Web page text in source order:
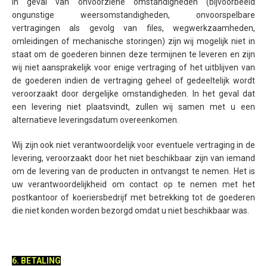
ongunstige weersomstandigheden, onvoorspelbare
vertragingen als gevolg van files, wegwerkzaamheden,
omleidingen of mechanische storingen) zijn wij mogelijk niet in
staat om de goederen binnen deze termijnen te leveren en zijn
wij niet aansprakelijk voor enige vertraging of het uitblijven van
de goederen indien de vertraging geheel of gedeeltelijk wordt
veroorzaakt door dergelijke omstandigheden. In het geval dat
een levering niet plaatsvindt, zullen wij samen met u een
alternatieve leveringsdatum overeenkomen.
Wij zijn ook niet verantwoordelijk voor eventuele vertraging in de
levering, veroorzaakt door het niet beschikbaar zijn van iemand
om de levering van de producten in ontvangst te nemen. Het is
uw verantwoordelijkheid om contact op te nemen met het
postkantoor of koeriersbedrijf met betrekking tot de goederen
die niet konden worden bezorgd omdat u niet beschikbaar was.
6. BETALING